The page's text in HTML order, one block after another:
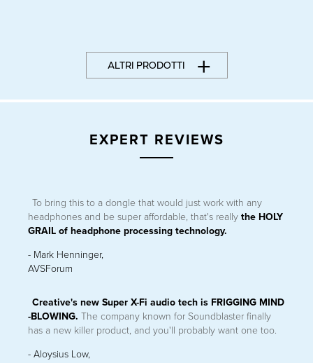
CREATIVE SXFI CARRIER
Soundbar con sistema di altoparlanti Dolby Atmos®
wireless e Super X-Fi®Spatial Holography
ALTRI PRODOTTI
EXPERT REVIEWS
To bring this to a dongle that would just work with any
headphones and be super affordable, that's really the HOLY
GRAIL of headphone processing technology.
- Mark Henninger,
AVSForum
Creative's new Super X-Fi audio tech is FRIGGING MIND
-BLOWING. The company known for Soundblaster finally
has a new killer product, and you'll probably want one too.
- Aloysius Low,